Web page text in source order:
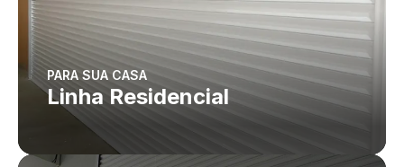
PARA SUA CASA
Linha Residencial